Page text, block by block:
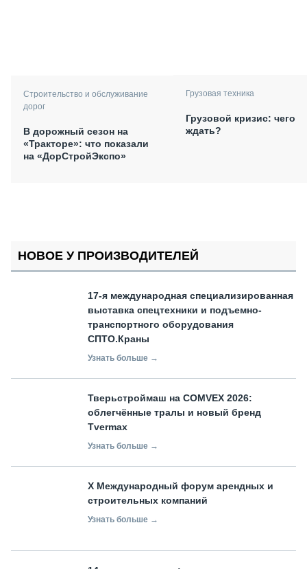
Строительство и обслуживание
дорог
В дорожный сезон на
«Тракторе»: что показали
на «ДорСтройЭкспо»
Грузовая техника
Грузовой кризис: чего
ждать?
НОВОЕ У ПРОИЗВОДИТЕЛЕЙ
17-я международная специализированная
выставка спецтехники и подъемно-
транспортного оборудования
СПТО.Краны
Узнать больше →
Тверьстроймаш на COMVEX 2026:
облегчённые тралы и новый бренд
Tvermax
Узнать больше →
X Международный форум арендных и
строительных компаний
Узнать больше →